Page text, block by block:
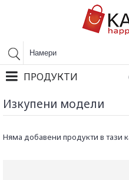
ПРОДУКТИ
Изкупени модели
Няма добавени продукти в тази